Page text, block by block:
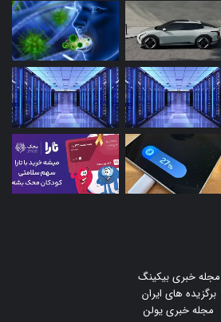
مجله خبری بیکینگ
برگزیده های ایران
مجله خبری یولن